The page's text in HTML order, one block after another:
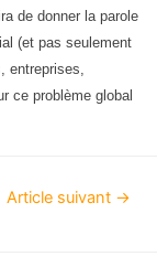
de donner la parole
(et pas seulement
ce problème global
Article suivant →